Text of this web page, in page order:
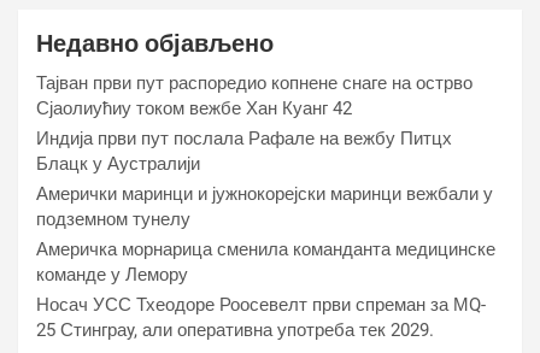
Недавно објављено
Тајван први пут распоредио копнене снаге на острво
Сјаолиућиу током вежбе Хан Куанг 42
Индија први пут послала Рафале на вежбу Питцх
Блацк у Аустралији
Амерички маринци и јужнокорејски маринци вежбали у
подземном тунелу
Америчка морнарица сменила команданта медицинске
команде у Лемору
Носач УСС Тхеодоре Роосевелт први спреман за МQ-
25 Стинграy, али оперативна употреба тек 2029.